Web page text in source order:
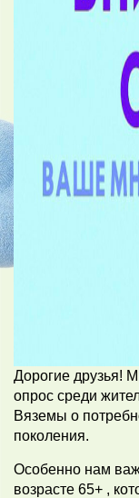
Дорогие друзья!
опрос среди
Вяземы о
поколения.
Особенно нам
возрасте 65+ ,